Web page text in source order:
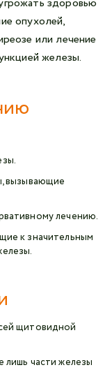
здоровью
опухолей,
или лечение
железы.
вызывающие
лечению.
к значительным
щитовидной
лишь части железы